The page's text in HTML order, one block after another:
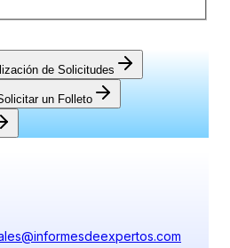
de Solicitudes
un Folleto